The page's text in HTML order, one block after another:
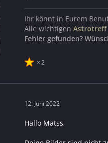
Ihr könnt in Eurem
Alle wichtigen Astrotreff
Fehler gefunden?
2
12. Juni 2022
Hallo Matss,